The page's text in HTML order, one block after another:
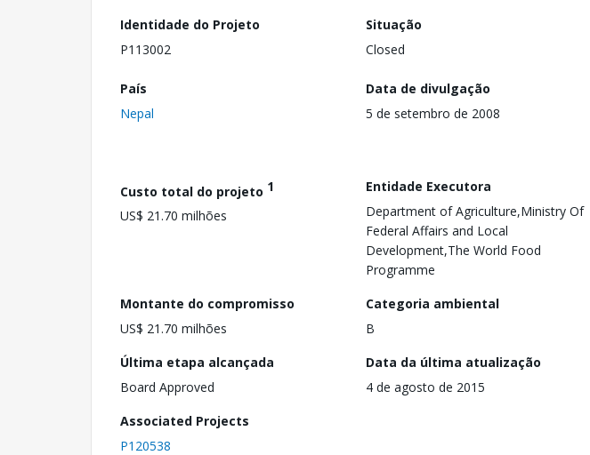
Identidade do Projeto
P113002
Situação
Closed
País
Nepal
Data de divulgação
5 de setembro de 2008
Custo total do projeto 1
US$ 21.70 milhões
Entidade Executora
Department of Agriculture,Ministry Of
Federal Affairs and Local
Development,The World Food
Programme
Montante do compromisso
US$ 21.70 milhões
Categoria ambiental
B
Última etapa alcançada
Board Approved
Data da última atualização
4 de agosto de 2015
Associated Projects
P120538